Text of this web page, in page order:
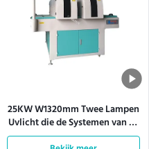
25KW W1320mm Twee Lampen
Uvlicht die de Systemen van de
Machinetransportband